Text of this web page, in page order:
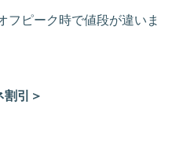
フピーク時で値段が違いま
割引＞